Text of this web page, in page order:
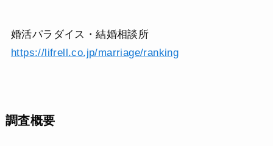
婚活パラダイス・結婚相談所
https://lifrell.co.jp/marriage/ranking
調査概要